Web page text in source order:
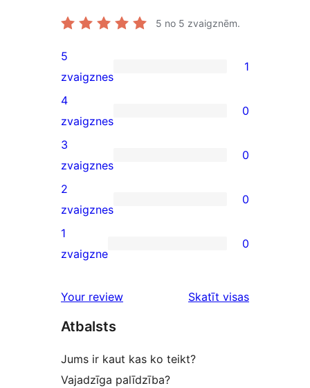
5 no 5 zvaigznēm.
1
5-
star
review
5
zvaigznes
1
0
4-
star
reviews
4
zvaigznes
0
0
3-
star
reviews
3
zvaigznes
0
0
2-
star
2
zvaigznes
0
0
star
1
zvaigzne
0
Your review Skatīt visasatsauksmes
Atbalsts
Jums ir kaut kas ko teikt?
Vajadzīga palīdzība?